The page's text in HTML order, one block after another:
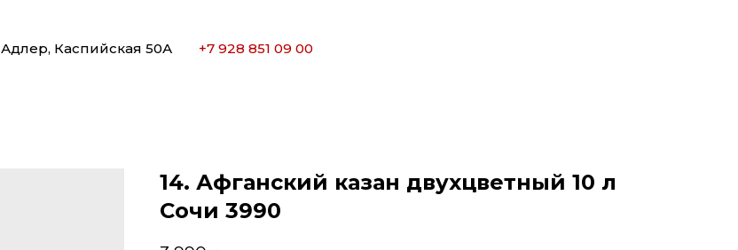
Адлер, Каспийская 50А +7 928 851 09 00
14. Афганский казан двухцветный 10 л
Сочи 3990